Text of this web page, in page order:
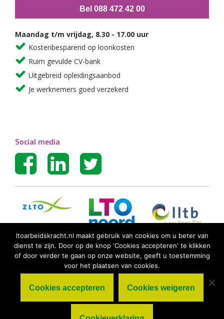
Bel 088 472 42 00
Maandag t/m vrijdag, 8.30 - 17.00 uur
Kostenbesparend op loonkosten
Ruim gevulde CV-bank
Uitgebreid opleidingsaanbod
Je werknemers goed verzekerd
Social media
© LTO Arbeidskracht BV |Algemene
voorwaarden|Privacy statement
ltoarbeidskracht.nl maakt gebruik van cookies om u beter van
dienst te zijn. Door op de knop 'Cookies accepteren' te klikken
of door verder te gaan op onze website, geeft u toestemming
voor het plaatsen van cookies.
Cookies accepteren Cookies weigeren